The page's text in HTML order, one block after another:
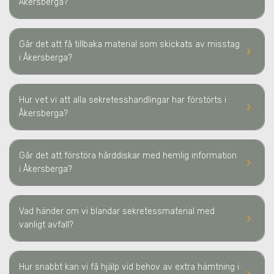
Åkersberga ?
keyboard_arrow_right
Går det att få tillbaka material som skickats av misstag
i Åkersberga?
keyboard_arrow_right
Hur vet vi att alla sekretesshandlingar har förstörts i
Åkersberga?
keyboard_arrow_right
Går det att förstöra hårddiskar med hemlig information
i Åkersberga?
keyboard_arrow_right
Vad händer om vi blandar sekretessmaterial med
vanligt avfall?
Hur snabbt kan vi få hjälp vid behov av extra hämtning i